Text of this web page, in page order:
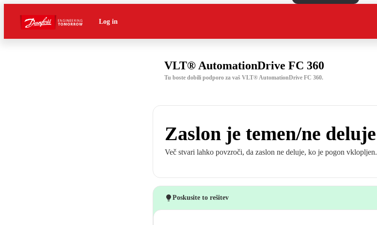
Log in
VLT® AutomationDrive FC 360
Tu boste dobili podporo za vaš VLT® AutomationDrive FC 360.
Zaslon je temen/ne deluje
Več stvari lahko povzroči, da zaslon ne deluje, ko je pogon vklopljen.
Poskusite to rešitev